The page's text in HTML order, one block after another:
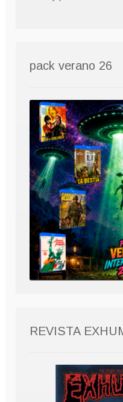
pack verano 26
REVISTA